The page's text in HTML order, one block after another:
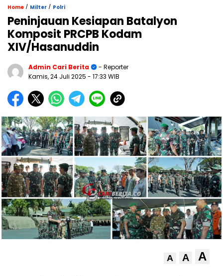
Home / Milter / Polri
Peninjauan Kesiapan Batalyon
Komposit PRCPB Kodam
XIV/Hasanuddin
Admin Cari Berita
- Reporter
Kamis, 24 Juli 2025 - 17:33 WIB
A A A